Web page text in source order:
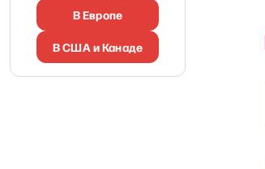
В Европе
В США и Канаде